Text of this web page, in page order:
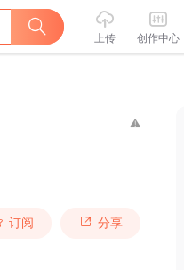
上传 创作中心
订阅 分享